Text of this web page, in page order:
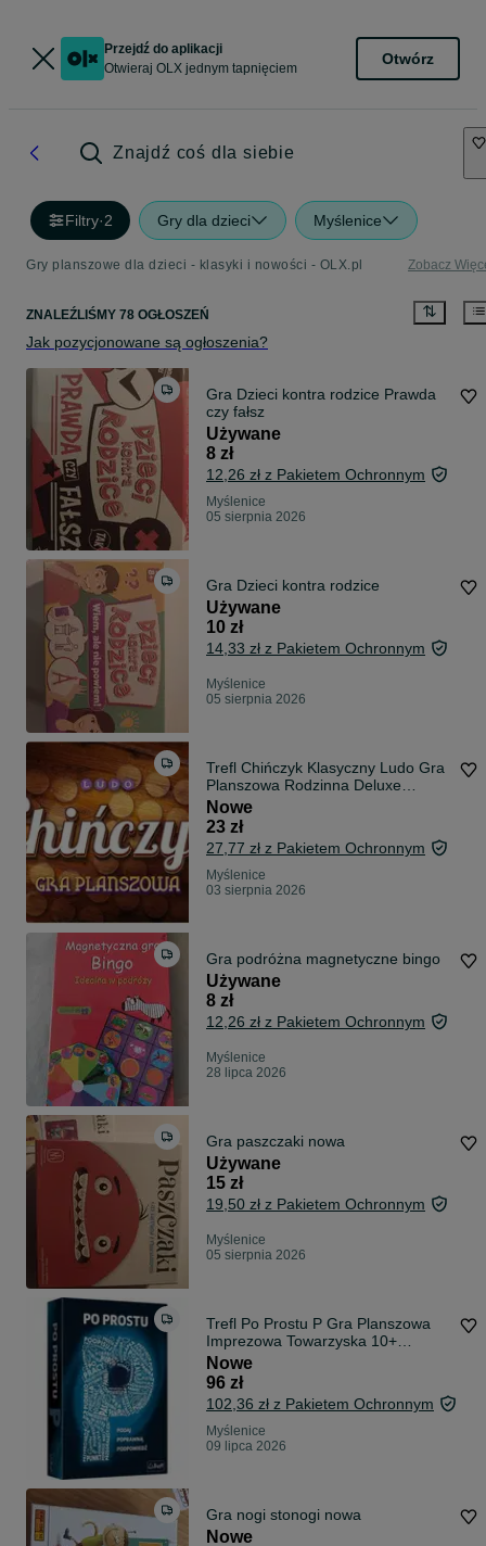
Przejdź do aplikacji
Otwieraj OLX jednym tapnięciem
Otwórz
Znajdź coś dla siebie
Filtry·2 Gry dla dzieci Myślenice
Gry planszowe dla dzieci - klasyki i nowości - OLX.pl Zobacz
ZNALEŹLIŚMY 78 OGŁOSZEŃ
Jak pozycjonowane są ogłoszenia?
Gra Dzieci kontra rodzice Prawda
czy fałsz
Używane
8 zł
12,26 zł z Pakietem Ochronnym
Myślenice
05 sierpnia 2026
Gra Dzieci kontra rodzice
Używane
10 zł
14,33 zł z Pakietem Ochronnym
Myślenice
05 sierpnia 2026
Trefl Chińczyk Klasyczny Ludo Gra
Planszowa Rodzinna Deluxe
*NOWE*
Nowe
23 zł
27,77 zł z Pakietem Ochronnym
Myślenice
03 sierpnia 2026
Gra podróżna magnetyczne bingo
Używane
8 zł
12,26 zł z Pakietem Ochronnym
Myślenice
28 lipca 2026
Gra paszczaki nowa
Używane
15 zł
19,50 zł z Pakietem Ochronnym
Myślenice
05 sierpnia 2026
Trefl Po Prostu P Gra Planszowa
Imprezowa Towarzyska 10+
*NOWA*
Nowe
96 zł
102,36 zł z Pakietem Ochronnym
Myślenice
09 lipca 2026
Gra nogi stonogi nowa
Nowe